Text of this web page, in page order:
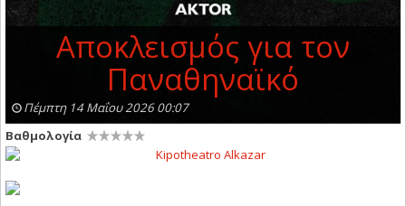
Αποκλεισμός για τον
Παναθηναϊκό
Πέμπτη 14 Μαΐου 2026 00:07
Βαθμολογία